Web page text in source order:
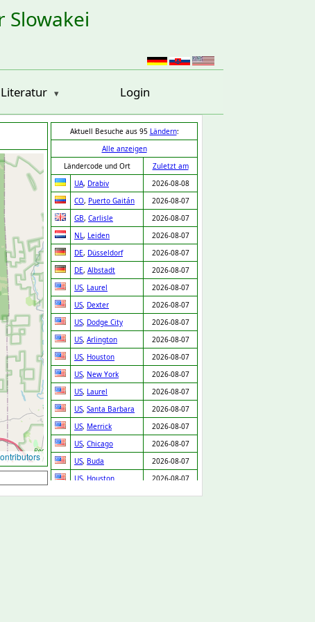
Slowakei
Literatur Login
Aktuell Besuche aus 95 Ländern:
Alle anzeigen
Ländercode und Ort
Zuletzt am
UA, Drabiv
2026-08-08
CO, Puerto Gaitán
2026-08-07
GB, Carlisle
2026-08-07
NL, Leiden
2026-08-07
DE, Düsseldorf
2026-08-07
DE, Albstadt
2026-08-07
US, Laurel
2026-08-07
US, Dexter
2026-08-07
US, Dodge City
2026-08-07
US, Arlington
2026-08-07
US, Houston
2026-08-07
US, New York
2026-08-07
US, Laurel
2026-08-07
US, Santa Barbara
2026-08-07
US, Merrick
2026-08-07
US, Chicago
2026-08-07
US, Buda
2026-08-07
US, Houston
2026-08-07
US,Austin
2026-08-07